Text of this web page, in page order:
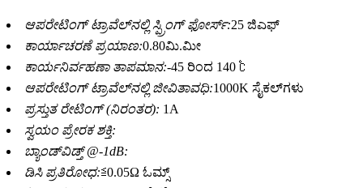
ಆಪರೇಟಿಂಗ್ ಟ್ರಾವೆಲ್‌ನಲ್ಲಿ ಸ್ಪ್ರಿಂಗ್ ಫೋರ್ಸ್:25 ಜಿಎಫ್
ಕಾರ್ಯಾಚರಣೆ ಪ್ರಯಾಣ:0.80ಮಿ.ಮೀ
ಕಾರ್ಯನಿರ್ವಹಣಾ ತಾಪಮಾನ:-45 ರಿಂದ 140 ℃
ಆಪರೇಟಿಂಗ್ ಟ್ರಾವೆಲ್‌ನಲ್ಲಿ ಜೀವಿತಾವಧಿ:1000K ಸೈಕಲ್‌ಗಳು
ಪ್ರಸ್ತುತ ರೇಟಿಂಗ್ (ನಿರಂತರ): 1A
ಸ್ವಯಂ ಪ್ರೇರಕ ಶಕ್ತಿ:
ಬ್ಯಾಂಡ್‌ವಿಡ್ತ್ @-1dB:
ಡಿಸಿ ಪ್ರತಿರೋಧ:≦0.05Ω ಓಮ್ಸ್